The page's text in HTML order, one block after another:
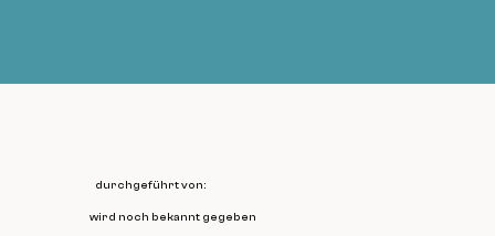
durchgeführt von:
wird noch bekannt gegeben